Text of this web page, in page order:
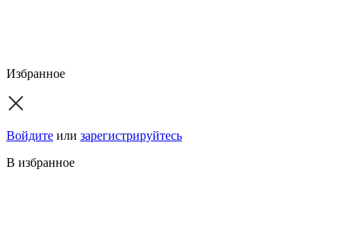
Избранное
Войдите или зарегистрируйтесь
В избранное